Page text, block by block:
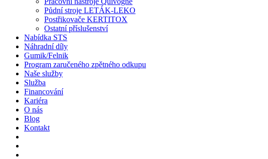
Půdní stroje LETÁK-LEKO
Postřikovače KERTITOX
Ostatní příslušenství
Nabídka STS
Náhradní díly
Gumik/Felnik
Program zaručeného zpětného odkupu
Naše služby
Služba
Financování
Kariéra
O nás
Blog
Kontakt